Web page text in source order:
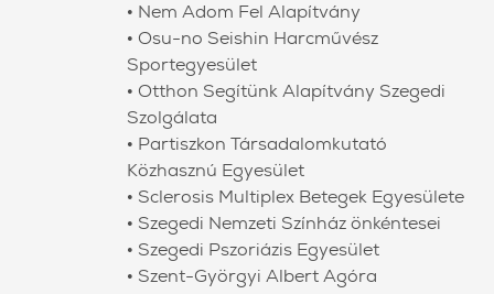
• Nem Adom Fel Alapítvány
• Osu-no Seishin Harcművész
Sportegyesület
• Otthon Segítünk Alapítvány Szegedi
Szolgálata
• Partiszkon Társadalomkutató
Közhasznú Egyesület
• Sclerosis Multiplex Betegek Egyesülete
• Szegedi Nemzeti Színház önkéntesei
• Szegedi Pszoriázis Egyesület
• Szent-Györgyi Albert Agóra